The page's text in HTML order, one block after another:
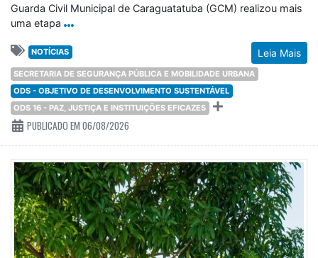
Guarda Civil Municipal de Caraguatatuba (GCM) realizou mais
uma etapa
Leia Mais
NOTÍCIAS
SECRETARIA DE SEGURANÇA PÚBLICA E MOBILIDADE URBANA
ODS - OBJETIVO DE DESENVOLVIMENTO SUSTENTÁVEL
ODS 16 - PAZ, JUSTIÇA E INSTITUIÇÕES EFICAZES
PUBLICADO EM 06/08/2026